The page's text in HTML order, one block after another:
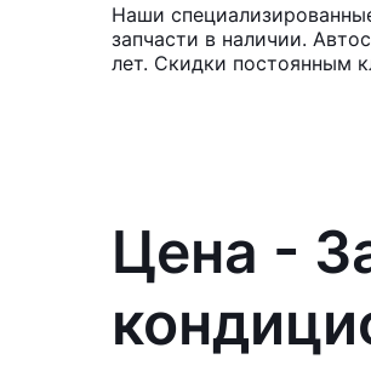
Наши
запчасти в наличии.
лет. Скидки постоянным
Цена -